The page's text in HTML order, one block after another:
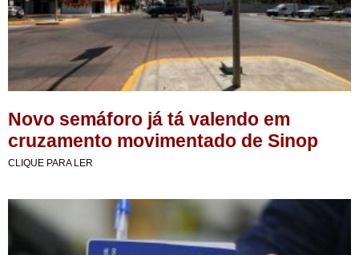
Novo semáforo já tá valendo em
cruzamento movimentado de Sinop
CLIQUE PARA LER